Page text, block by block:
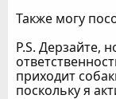
Также могу
P.S. Дерзайте,
приходит
поскольку я